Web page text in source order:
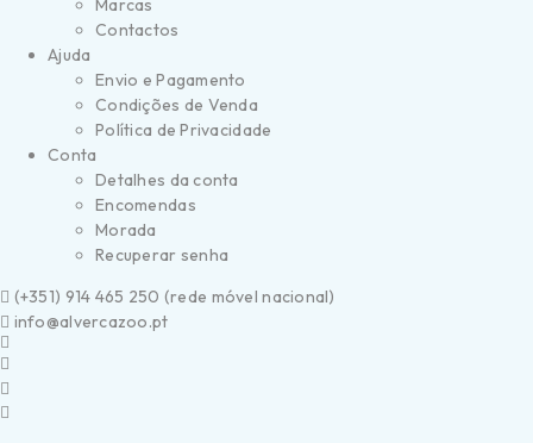
Marcas
Contactos
Ajuda
Envio e Pagamento
Condições de Venda
Política de Privacidade
Conta
Detalhes da conta
Encomendas
Morada
Recuperar senha
(+351) 914 465 250 (rede móvel nacional)
info@alvercazoo.pt